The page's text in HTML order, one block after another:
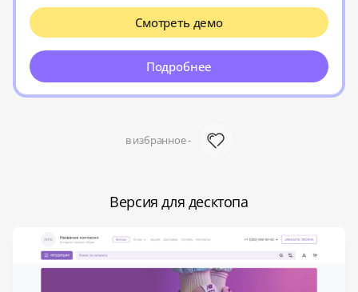
в избранное -
Смотреть демо
Подробнее
Версия для десктопа